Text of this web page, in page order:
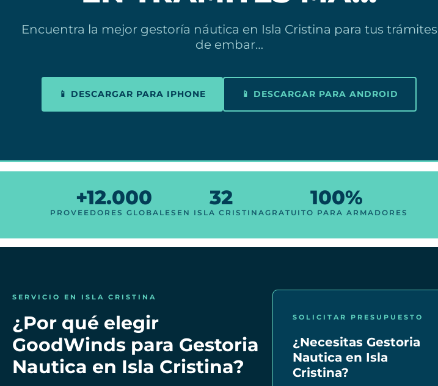
Encuentra la mejor gestoría náutica en Isla Cristina para tus trámites
de embar…
📱 DESCARGAR PARA IPHONE 📱 DESCARGAR PARA ANDROID
+12.000
PROVEEDORES GLOBALES
32
EN ISLA CRISTINA
100%
GRATUITO PARA ARMADORES
SERVICIO EN ISLA CRISTINA
¿Por qué elegir
GoodWinds para Gestoria
Nautica en Isla Cristina?
SOLICITAR PRESUPUESTO
¿Necesitas Gestoria
Nautica en Isla
Cristina?